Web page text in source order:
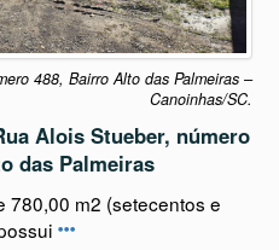
488, Bairro Alto das Palmeiras –
Canoinhas/SC.
Alois Stueber, número
das Palmeiras
780,00 m2 (setecentos e